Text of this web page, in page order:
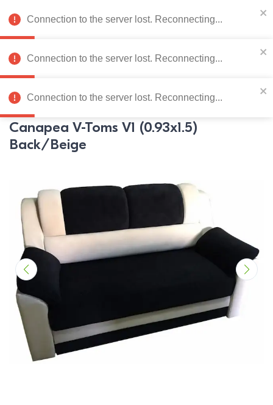
078 222 273 RU
Catalog de produse
0
Pagina principală Mobila moale Canapele Canapele
Canapea V-Toms V1 (0.93x1.5)
Back/Beige
Connection to the server lost. Reconnecting...
Connection to the server lost. Reconnecting...
Connection to the server lost. Reconnecting...